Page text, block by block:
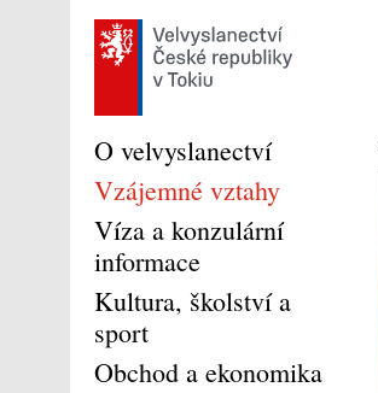
O velvyslanectví
Vzájemné vztahy
Víza a konzulární
informace
Kultura, školství a
sport
Obchod a ekonomika